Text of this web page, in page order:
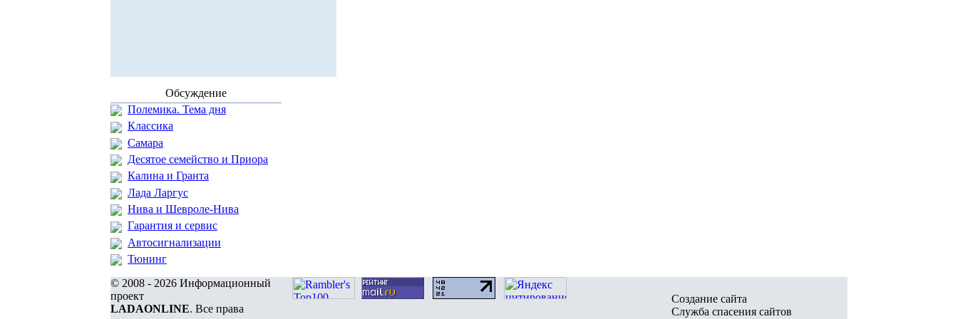
Обсуждение
Полемика. Тема дня
Классика
Самара
Десятое семейство и Приора
Калина и Гранта
Лада Ларгус
Нива и Шевроле-Нива
Гарантия и сервис
Автосигнализации
Тюнинг
© 2008 - 2026 Информационный
проект
LADAONLINE. Все права
Создание сайта
Служба спасения сайтов